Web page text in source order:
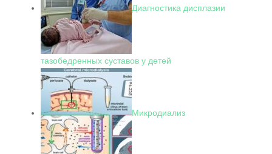
Диагностика дисплазии
тазобедренных суставов у детей
Микродиализ